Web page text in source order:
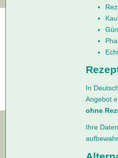
In
Angebot
ohne
Ihre